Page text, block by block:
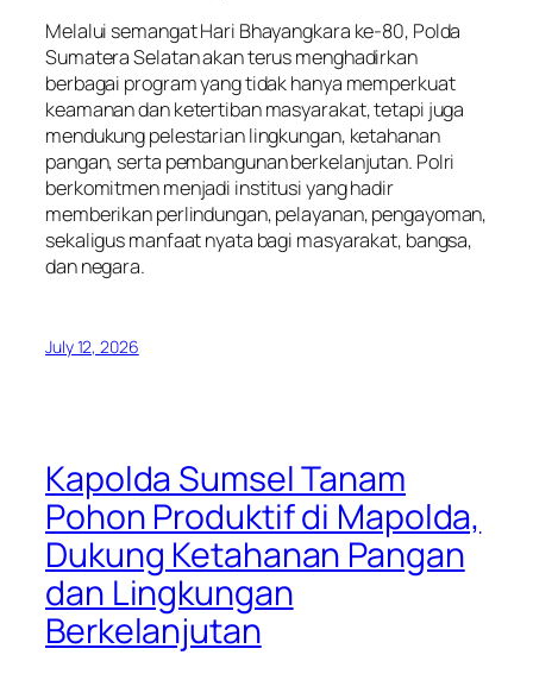
Melalui semangat Hari Bhayangkara ke-80, Polda
Sumatera Selatan akan terus menghadirkan
berbagai program yang tidak hanya memperkuat
keamanan dan ketertiban masyarakat, tetapi juga
mendukung pelestarian lingkungan, ketahanan
pangan, serta pembangunan berkelanjutan. Polri
berkomitmen menjadi institusi yang hadir
memberikan perlindungan, pelayanan, pengayoman,
sekaligus manfaat nyata bagi masyarakat, bangsa,
dan negara.
July 12, 2026
Kapolda Sumsel Tanam
Pohon Produktif di Mapolda,
Dukung Ketahanan Pangan
dan Lingkungan
Berkelanjutan